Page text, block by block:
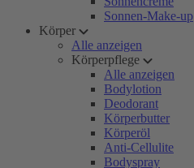
Sonnen-Make-up
Körper
Alle anzeigen
Körperpflege
Alle anzeigen
Bodylotion
Deodorant
Körperbutter
Körperöl
Anti-Cellulite
Bodyspray